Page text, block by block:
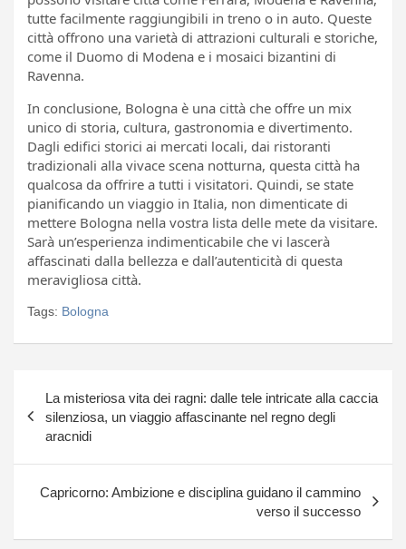
tutte facilmente raggiungibili in treno o in auto. Queste
città offrono una varietà di attrazioni culturali e storiche,
come il Duomo di Modena e i mosaici bizantini di
Ravenna.
In conclusione, Bologna è una città che offre un mix
unico di storia, cultura, gastronomia e divertimento.
Dagli edifici storici ai mercati locali, dai ristoranti
tradizionali alla vivace scena notturna, questa città ha
qualcosa da offrire a tutti i visitatori. Quindi, se state
pianificando un viaggio in Italia, non dimenticate di
mettere Bologna nella vostra lista delle mete da visitare.
Sarà un’esperienza indimenticabile che vi lascerà
affascinati dalla bellezza e dall’autenticità di questa
meravigliosa città.
Tags: Bologna
articoli
La misteriosa vita dei ragni: dalle tele intricate alla caccia
silenziosa, un viaggio affascinante nel regno degli
aracnidi
Capricorno: Ambizione e disciplina guidano il cammino
verso il successo